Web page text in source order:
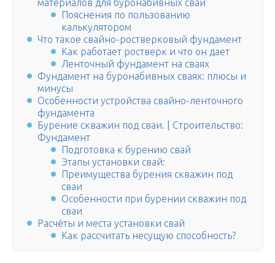
материалов для буронабивных свай
Пояснения по пользованию
калькулятором
Что такое свайно-ростверковый фундамент
Как работает ростверк и что он дает
Ленточный фундамент на сваях
Фундамент на буронабивных сваях: плюсы и
минусы
Особенности устройства свайно-ленточного
фундамента
Бурение скважин под сваи. | Строительство:
Фундамент
Подготовка к бурению свай
Этапы установки свай:
Преимущества бурения скважин под
сваи
Особенности при бурении скважин под
сваи
Расчёты и места установки свай
Как рассчитать несущую способность?